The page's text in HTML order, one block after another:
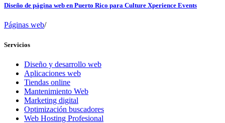
Diseño de página web en Puerto Rico para Culture Xperience Events
Páginas web/
Servicios
Diseño y desarrollo web
Aplicaciones web
Tiendas online
Mantenimiento Web
Marketing digital
Optimización buscadores
Web Hosting Profesional